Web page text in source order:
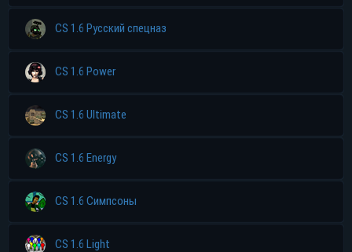
CS 1.6 Русский спецназ
CS 1.6 Power
CS 1.6 Ultimate
CS 1.6 Energy
CS 1.6 Симпсоны
CS 1.6 Light